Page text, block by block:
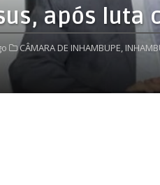
após luta
CÂMARA DE INHAMBUPE,